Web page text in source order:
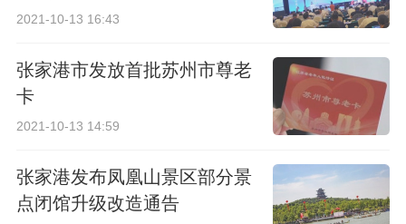
2021-10-13 16:43
张家港市发放首批苏州市尊老
卡
2021-10-13 14:59
张家港发布凤凰山景区部分景
点闭馆升级改造通告